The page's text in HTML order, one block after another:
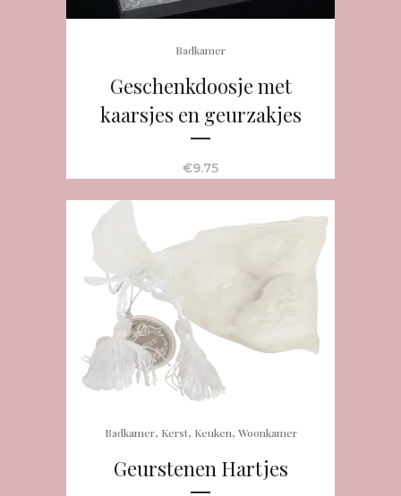
Badkamer
Geschenkdoosje met
kaarsjes en geurzakjes
€9.75
Badkamer, Kerst, Keuken, Woonkamer
Geurstenen Hartjes